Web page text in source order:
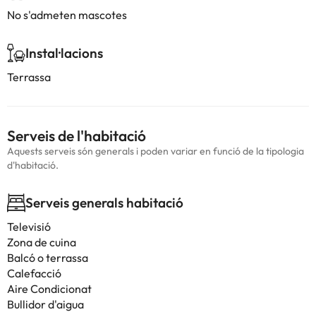
No s'admeten mascotes
Instal·lacions
Terrassa
Serveis de l'habitació
Aquests serveis són generals i poden variar en funció de la tipologia
d'habitació.
Serveis generals habitació
Televisió
Zona de cuina
Balcó o terrassa
Calefacció
Aire Condicionat
Bullidor d'aigua